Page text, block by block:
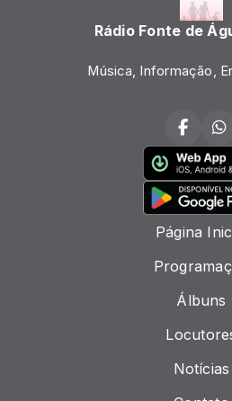
Rádio Fonte de
Música, Informação,
Página
Álbuns
Notícias